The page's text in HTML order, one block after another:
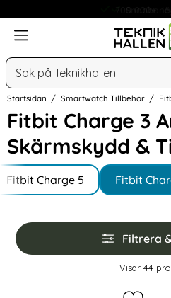
Snabba
Meny
Sök
Startsidan Smartwatch Tillbehör
Fitbit Charge 3
Skärmskydd &
Hoppa
till
produkter
Underkategorier
Fitbit Charge 5 Fitbit
Hoppa
över
filtersektionen
Filtrera
Filtrera & sortera
Visar 44